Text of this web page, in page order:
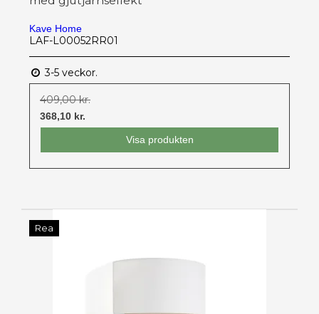
Kave Home
LAF-L00052RR01
3-5 veckor.
409,00 kr.
368,10 kr.
Visa produkten
Rea